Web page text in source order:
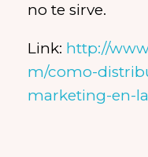
no te sirve.
Link: http://
m/como-
marketing-en-